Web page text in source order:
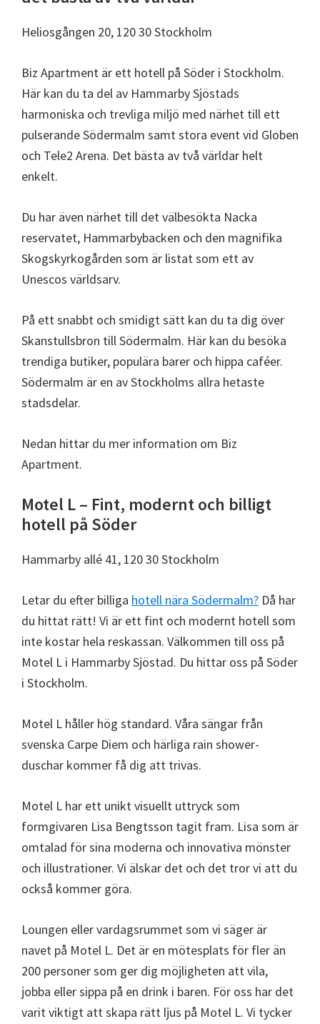
Heliosgången 20, 120 30 Stockholm
Biz Apartment är ett hotell på Söder i Stockholm.
Här kan du ta del av Hammarby Sjöstads
harmoniska och trevliga miljö med närhet till ett
pulserande Södermalm samt stora event vid Globen
och Tele2 Arena. Det bästa av två världar helt
enkelt.
Du har även närhet till det välbesökta Nacka
reservatet, Hammarbybacken och den magnifika
Skogskyrkogården som är listat som ett av
Unescos världsarv.
På ett snabbt och smidigt sätt kan du ta dig över
Skanstullsbron till Södermalm. Här kan du besöka
trendiga butiker, populära barer och hippa caféer.
Södermalm är en av Stockholms allra hetaste
stadsdelar.
Nedan hittar du mer information om Biz
Apartment.
Motel L – Fint, modernt och billigt
hotell på Söder
Hammarby allé 41, 120 30 Stockholm
Letar du efter billiga hotell nära Södermalm? Då har
du hittat rätt! Vi är ett fint och modernt hotell som
inte kostar hela reskassan. Välkommen till oss på
Motel L i Hammarby Sjöstad. Du hittar oss på Söder
i Stockholm.
Motel L håller hög standard. Våra sängar från
svenska Carpe Diem och härliga rain shower-
duschar kommer få dig att trivas.
Motel L har ett unikt visuellt uttryck som
formgivaren Lisa Bengtsson tagit fram. Lisa som är
omtalad för sina moderna och innovativa mönster
och illustrationer. Vi älskar det och det tror vi att du
också kommer göra.
Loungen eller vardagsrummet som vi säger är
navet på Motel L. Det är en mötesplats för fler än
200 personer som ger dig möjligheten att vila,
jobba eller sippa på en drink i baren. För oss har det
varit viktigt att skapa rätt ljus på Motel L. Vi tycker